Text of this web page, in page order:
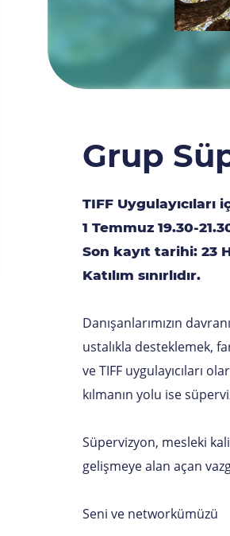
Grup
TIFF Uygulayıcıları
1 Temmuz 19.30-
Son kayıt tarihi: 23
Katılım sınırlıdır.
Danışanlarımızın
ustalıkla desteklemek,
ve TIFF uygulayıcıları
kılmanın yolu ise
Süpervizyon, mesleki
gelişmeye alan açan
Seni ve networkümüzü